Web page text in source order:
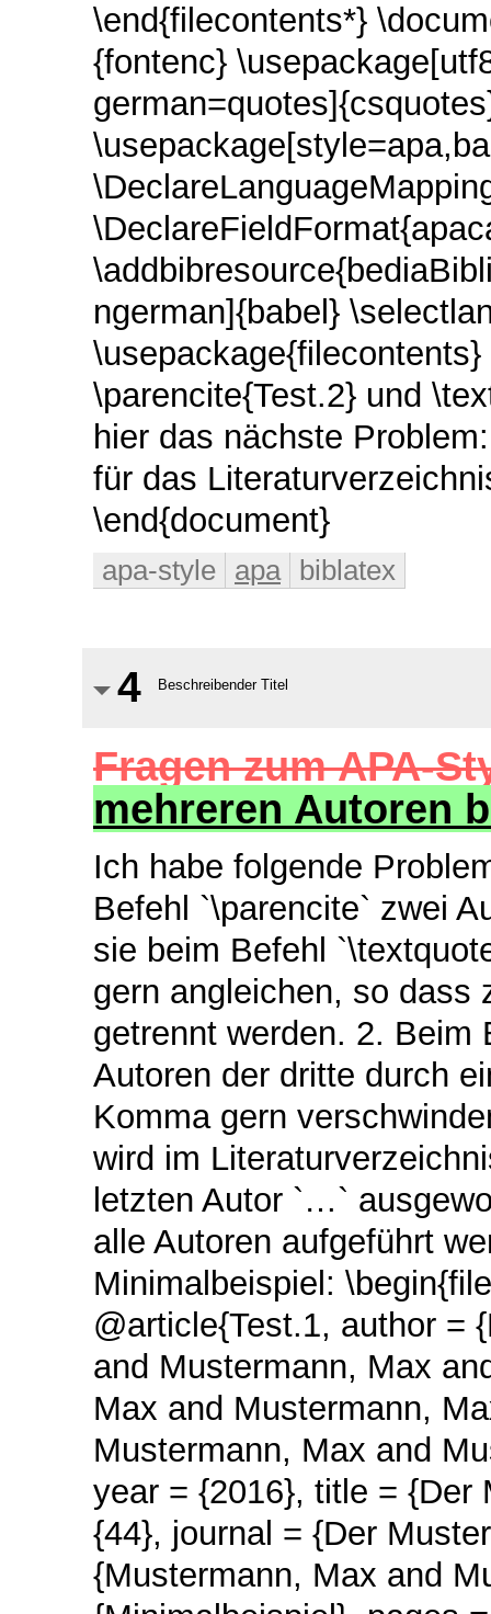
\end{filecontents*}
{fontenc}
ngerman]{babel}
\parencite{Test.2} und
hier das nächste
für das
\end{document}
apa-style apa biblatex
4 Beschreibender Titel
Fragen zum APA-
mehreren Autoren
Ich habe folgende
Befehl `\parencite` zwei
sie beim Befehl
gern angleichen, so
getrennt werden. 2. Beim
Autoren der dritte durch
Komma gern
wird im
letzten Autor `…`
alle Autoren aufgeführt
Minimalbeispiel:
@article{Test.1, author =
and Mustermann, Max
Max and Mustermann,
Mustermann, Max and
year = {2016}, title = {Der
{44}, journal = {Der
{Mustermann, Max and